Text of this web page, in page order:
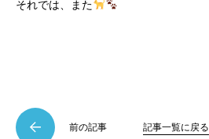
それでは、また
前の記事 記事一覧に戻る